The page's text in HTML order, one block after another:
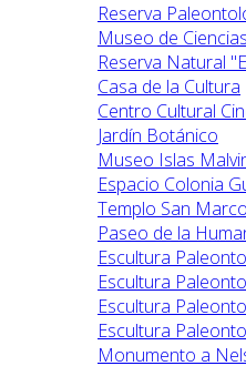
Reserva
Museo de
Reserva Natural
Casa de la Cultura
Centro Cultural
Jardín Botánico
Museo Islas
Espacio Colonia
Templo San
Paseo de la
Escultura
Escultura
Escultura
Escultura
Monumento a